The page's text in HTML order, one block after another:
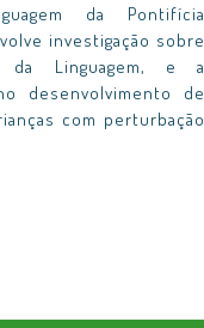
da Pontifícia
investigação sobre
da Linguagem, e a
desenvolvimento de
com perturbação